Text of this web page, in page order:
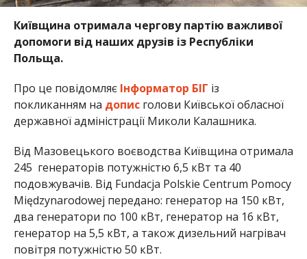
Київщина отримала чергову партію важливої
допомоги від наших друзів із Республіки
Польща.
Про це повідомляє Інформатор БІГ із
покликанням на допис голови Київської обласної
державної адміністрації Миколи Калашника.
Від Мазовецького воєводства Київщина отримала
245 генераторів потужністю 6,5 кВт та 40
подовжувачів. Від Fundacja Polskie Centrum Pomocy
Międzynarodowej передано: генератор на 150 кВт,
два генератори по 100 кВт, генератор на 16 кВт,
генератор на 5,5 кВт, а також дизельний нагрівач
повітря потужністю 50 кВт.